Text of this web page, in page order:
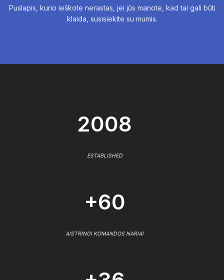
Puslapis, kurio ieškote nerastas, jei jūs manote, kad tai gali būti
klaida, susisiekite su mumis.
2008
ESTABLISHED
+60
AISTRINGI KOMANDOS NARIAI